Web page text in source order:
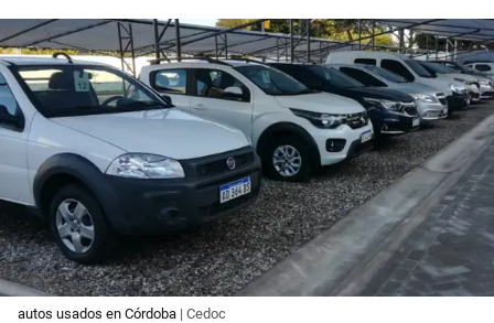
autos usados en Córdoba | Cedoc